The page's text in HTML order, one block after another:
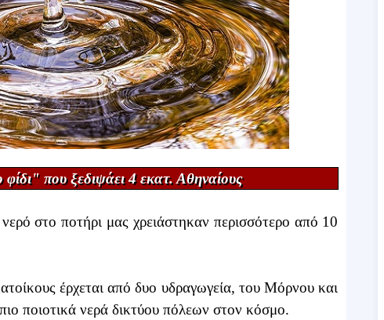
που ξεδιψάει 4 εκατ. Αθηναίους
στο ποτήρι μας χρειάστηκαν περισσότερο από 10
έρχεται από δυο υδραγωγεία, του Μόρνου και
ποιοτικά νερά δικτύου πόλεων στον κόσμο.